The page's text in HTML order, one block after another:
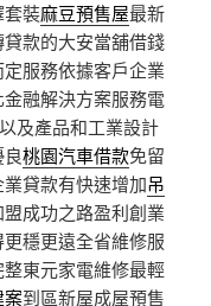
套裝麻豆預售屋最新
款的大安當舖借錢
服務依據客戶企業
融解決方案服務電
以及產品和工業設計
良桃園汽車借款免留
貸款有快速增加吊
成功之路盈利創業
穩更遠全省維修服
整東元家電維修最輕
案到區新屋成屋預售